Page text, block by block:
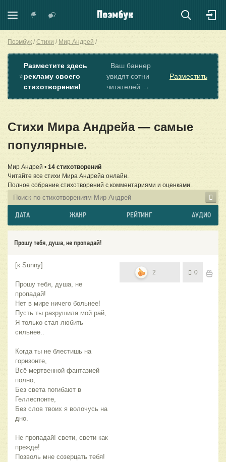
Поэмбук Стихи Мир Андрей
⭐
Разместите здесь
рекламу своего
стихотворения!
Ваш баннер
увидят сотни
читателей →
Разместить
Стихи Мира Андрейа — самые
популярные.
Мир Андрей • 14 стихотворений
Читайте все стихи Мира Андрейа онлайн.
Полное собрание стихотворений с комментариями и оценками.
ДАТА ЖАНР РЕЙТИНГ АУДИО
Прошу тебя, душа, не пропадай!
[к Sunny]
Прошу тебя, душа, не
пропадай!
Нет в мире ничего больнее!
Пусть ты разрушила мой рай,
Я только стал любить
сильнее..
Когда ты не блестишь на
горизонте,
Всё мертвенной фантазией
полно,
Без света погибают в
Геллеспонте,
Без слов твоих я волочусь на
дно.
Не пропадай! свети, свети как
прежде!
Позволь мне созерцать тебя!
2 0